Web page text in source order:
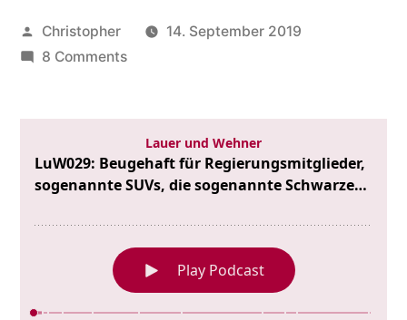
Posted
by
Christopher
14. September 2019
8 Commentson
Regierungsmitglieder,
sogenannte
Null